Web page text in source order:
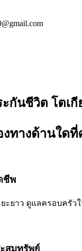
กันชีวิต โตเกี
ทางด้านใด
ชีพ
ะยาว ดูแลครอบครั
สมทรัพย์